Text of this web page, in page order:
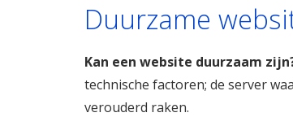
Duurzame
Kan een website duurzaam
technische factoren; de server
verouderd raken.